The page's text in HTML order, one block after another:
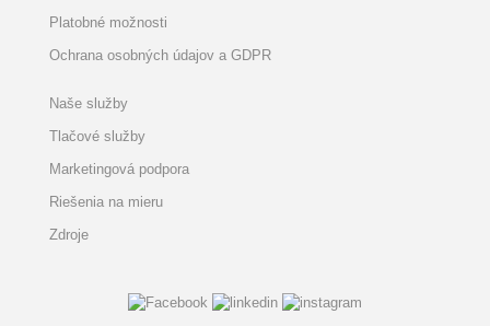
Platobné možnosti
Ochrana osobných údajov a GDPR
Naše služby
Tlačové služby
Marketingová podpora
Riešenia na mieru
Zdroje